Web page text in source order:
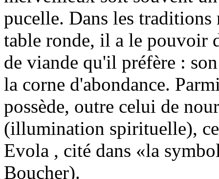
pucelle. Dans les
table ronde, il a le pouvoir
de viande qu'il préfère :
la corne d'abondance.
possède, outre celui de
(illumination spirituelle),
Evola , cité dans «la
Boucher).